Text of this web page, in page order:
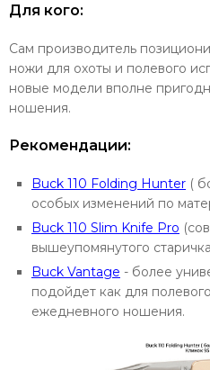
Для кого:
Сам производитель
ножи для охоты и полевого
новые модели вполне
ношения.
Рекомендации:
Buck 110 Folding Hunter (
особых изменений по
Buck 110 Slim Knife Pro
вышеупомянутого
Buck Vantage - более
подойдет как для
ежедневного ношения.